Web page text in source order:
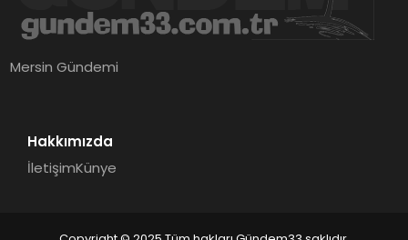
Mersin Gündemi
Hakkımızda
İletişimKünye